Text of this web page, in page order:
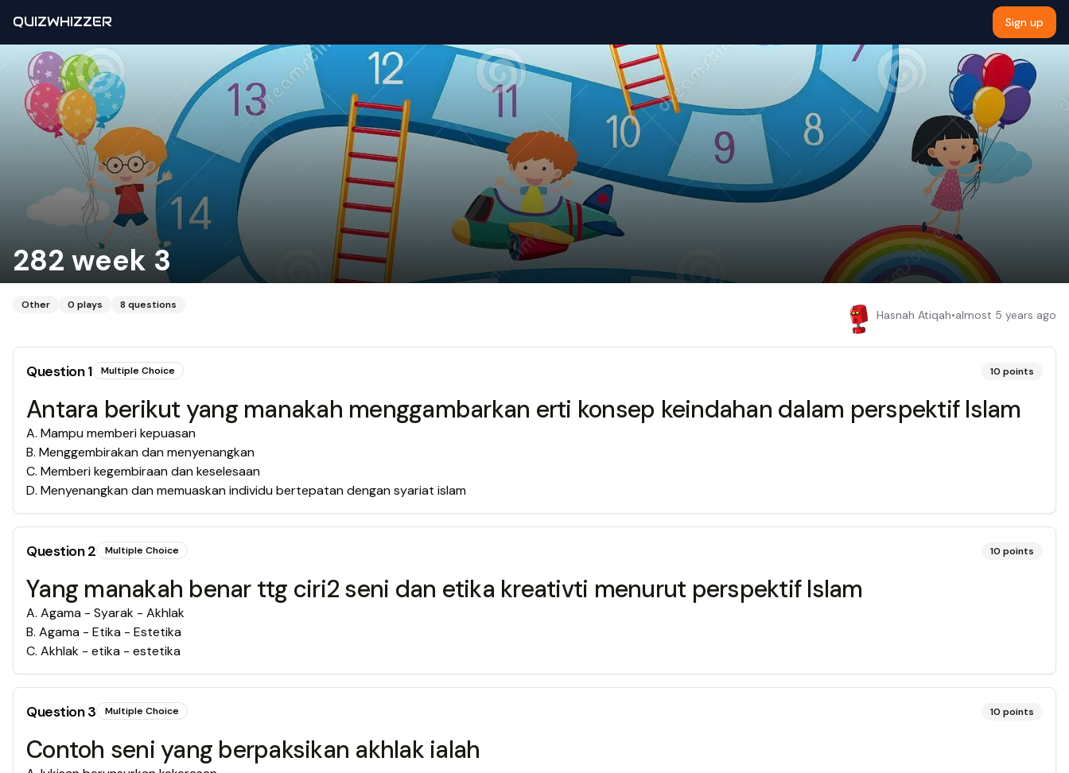
QUIZWHIZZER Sign up
282 week 3
Other 0 plays 8 questions
Hasnah Atiqah•almost 5 years ago
Question1 Multiple Choice 10 points
Antara berikut yang manakah menggambarkan erti konsep keindahan dalam perspektif Islam
A. Mampu memberi kepuasan
B. Menggembirakan dan menyenangkan
C. Memberi kegembiraan dan keselesaan
D. Menyenangkan dan memuaskan individu bertepatan dengan syariat islam
Question2 Multiple Choice 10 points
Yang manakah benar ttg ciri2 seni dan etika kreativti menurut perspektif Islam
A. Agama - Syarak - Akhlak
B. Agama - Etika - Estetika
C. Akhlak - etika - estetika
Question3 Multiple Choice 10 points
Contoh seni yang berpaksikan akhlak ialah